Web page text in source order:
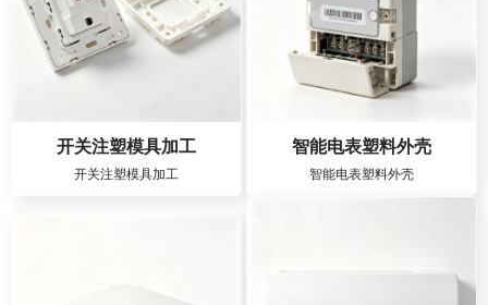
开关注塑模具加工
开关注塑模具加工
智能电表塑料外壳
智能电表塑料外壳